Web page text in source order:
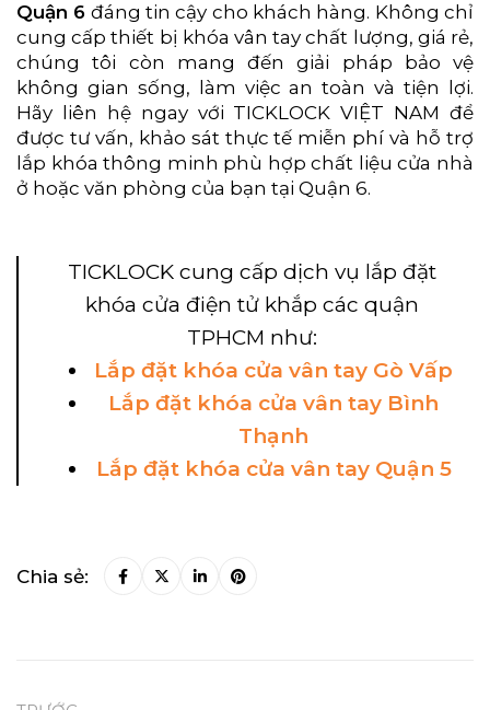
Quận 6 đáng tin cậy cho khách hàng. Không chỉ
cung cấp thiết bị khóa vân tay chất lượng, giá rẻ,
chúng tôi còn mang đến giải pháp bảo vệ
không gian sống, làm việc an toàn và tiện lợi.
Hãy liên hệ ngay với TICKLOCK VIỆT NAM để
được tư vấn, khảo sát thực tế miễn phí và hỗ trợ
lắp khóa thông minh phù hợp chất liệu cửa nhà
ở hoặc văn phòng của bạn tại Quận 6.
TICKLOCK cung cấp dịch vụ lắp đặt
khóa cửa điện tử khắp các quận
TPHCM như:
Lắp đặt khóa cửa vân tay Gò Vấp
Lắp đặt khóa cửa vân tay Bình
Thạnh
Lắp đặt khóa cửa vân tay Quận 5
Chia sẻ: